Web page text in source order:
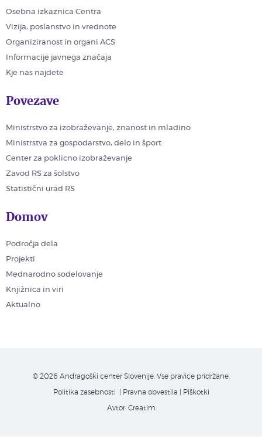
Osebna izkaznica Centra
Vizija, poslanstvo in vrednote
Organiziranost in organi ACS
Informacije javnega značaja
Kje nas najdete
Povezave
Ministrstvo za izobraževanje, znanost in mladino
Ministrstva za gospodarstvo, delo in šport
Center za poklicno izobraževanje
Zavod RS za šolstvo
Statistični urad RS
Domov
Področja dela
Projekti
Mednarodno sodelovanje
Knjižnica in viri
Aktualno
© 2026 Andragoški center Slovenije. Vse pravice pridržane.
Politika zasebnosti | Pravna obvestila Piškotki
Avtor: Creatim